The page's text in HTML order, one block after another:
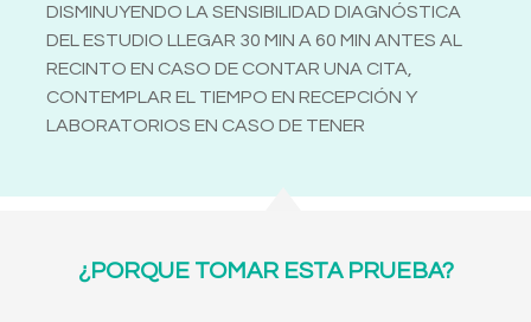
DISMINUYENDO LA SENSIBILIDAD DIAGNÓSTICA
DEL ESTUDIO LLEGAR 30 MIN A 60 MIN ANTES AL
RECINTO EN CASO DE CONTAR UNA CITA,
CONTEMPLAR EL TIEMPO EN RECEPCIÓN Y
LABORATORIOS EN CASO DE TENER
¿PORQUE TOMAR ESTA PRUEBA?